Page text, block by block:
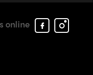
online Facebook
Arcade
Instagram
Arcade